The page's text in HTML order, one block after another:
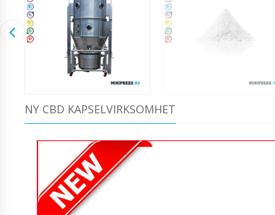
NY CBD KAPSELVIRKSOMHET